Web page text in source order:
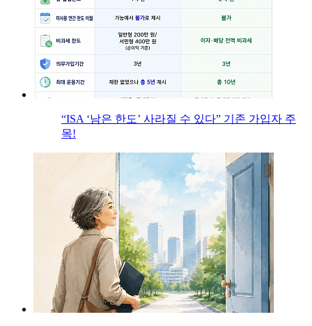
“ISA ‘남은 한도’ 사라질 수 있다” 기존 가입자 주
목!